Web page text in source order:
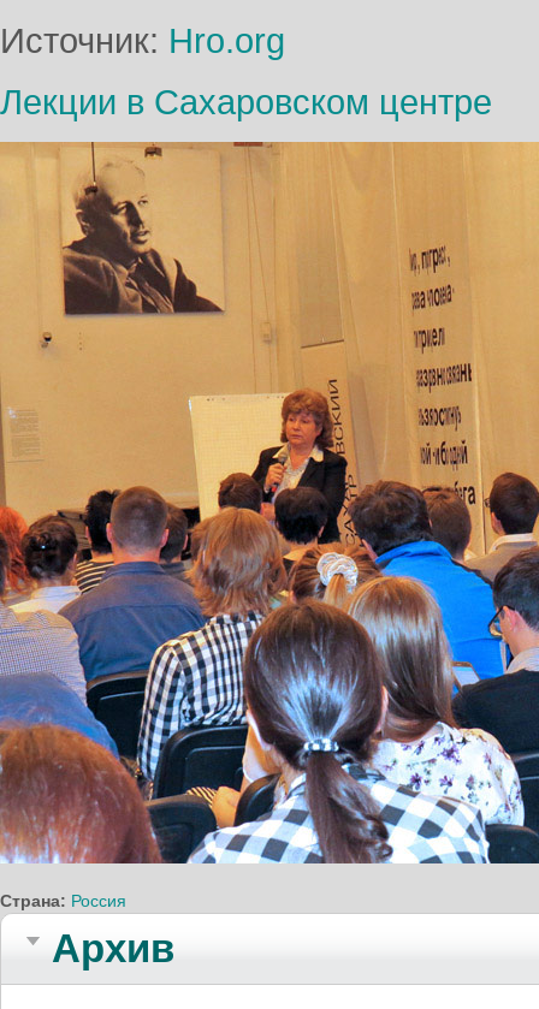
Источник: Hro.org
Лекции в Сахаровском центре
Страна: Россия
Архив